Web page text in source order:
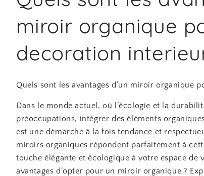
miroir organique
decoration
Quels sont les avantages d’un miroir organique
Dans le monde actuel, où l’écologie et la
préoccupations, intégrer des éléments
est une démarche à la fois tendance et
miroirs organiques répondent parfaitement à
touche élégante et écologique à votre espace de
avantages d’opter pour un miroir organique ?